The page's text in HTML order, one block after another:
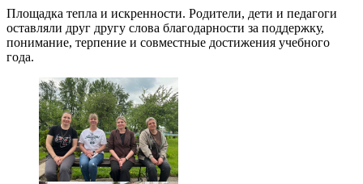
Площадка тепла и искренности. Родители, дети и педагоги
оставляли друг другу слова благодарности за поддержку,
понимание, терпение и совместные достижения учебного
года.